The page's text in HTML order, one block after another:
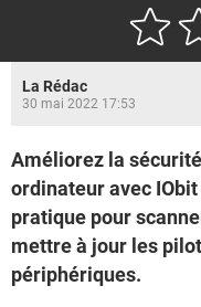
La Rédac
30 mai 2022 17:53
Améliorez la
ordinateur avec
pratique pour
mettre à jour les
périphériques.